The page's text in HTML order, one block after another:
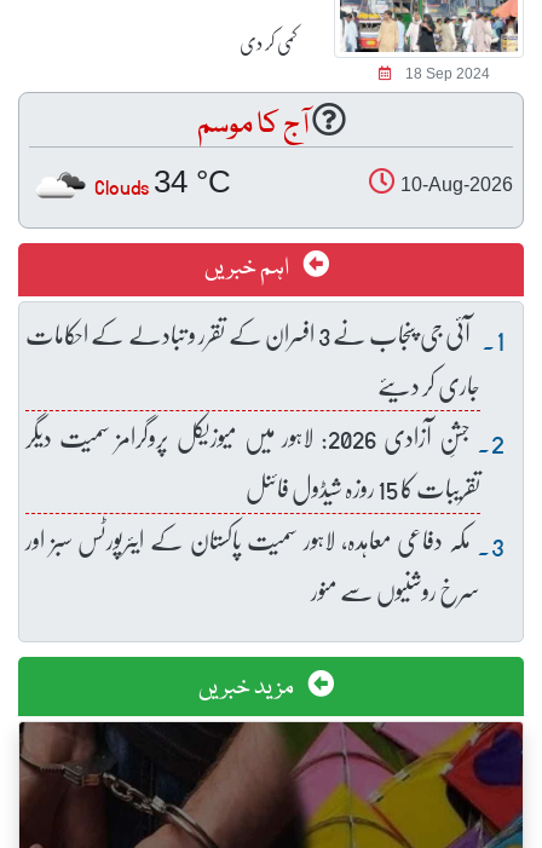
18 Sep 2024
کمی کر دی
آج کا موسم
10-Aug-2026
34 °C
Clouds
اہم خبریں
آئی جی پنجاب نے 3 افسران کے تقرر و تبادلے کے احکامات
جاری کر دیئے
جشنِ آزادی 2026: لاہور میں میوزیکل پروگرامز سمیت دیگر
تقریبات کا 15 روزہ شیڈول فائنل
مکہ دفاعی معاہدہ، لاہور سمیت پاکستان کے ایئرپورٹس سبز اور
سرخ روشنیوں سے منور
مزید خبریں